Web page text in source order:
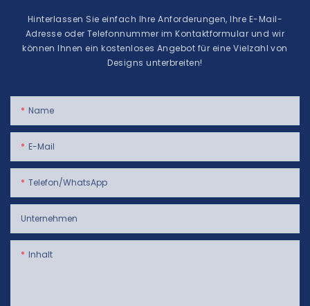
Hinterlassen Sie einfach Ihre Anforderungen, Ihre E-Mail-
Adresse oder Telefonnummer im Kontaktformular und wir
können Ihnen ein kostenloses Angebot für eine Vielzahl von
Designs unterbreiten!
Name
E-Mail
Telefon/WhatsApp
Unternehmen
Inhalt